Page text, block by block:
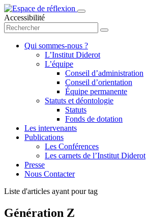
Accessibilité
Qui sommes-nous ?
L’Institut Diderot
L’équipe
Conseil d’administration
Conseil d’orientation
Équipe permanente
Statuts et déontologie
Statuts
Fonds de dotation
Les intervenants
Publications
Les Conférences
Les carnets de l’Institut Diderot
Presse
Nous Contacter
Liste d'articles ayant pour tag
Génération Z